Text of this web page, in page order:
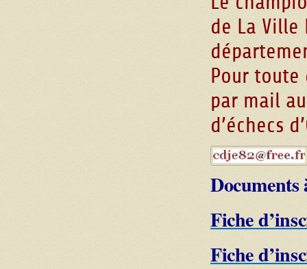
de La Ville
Pour toute
par mail
d’échecs
Documents
Fiche
Fiche